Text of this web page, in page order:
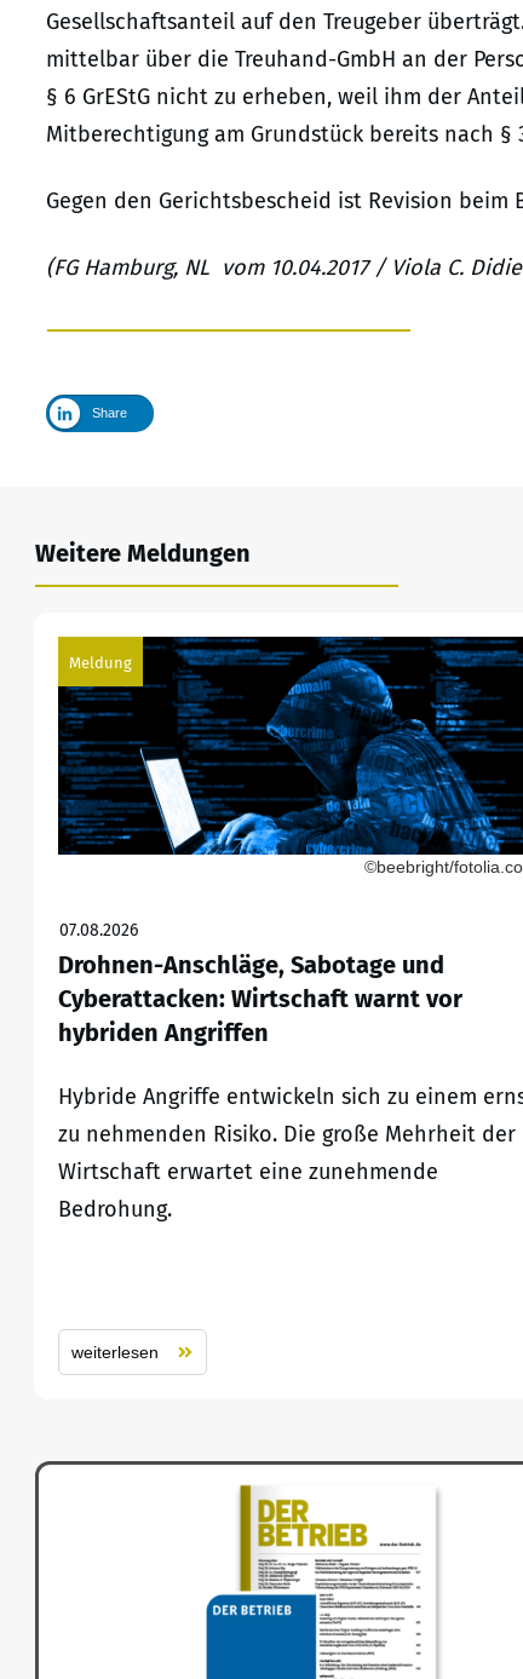
Gesellschaftsanteil auf den Treugeber
mittelbar über die Treuhand-GmbH an der
§ 6 GrEStG nicht zu erheben, weil ihm der
Mitberechtigung am Grundstück bereits nach §
Gegen den Gerichtsbescheid ist Revision beim
(FG Hamburg, NL vom 10.04.2017 / Viola C.
Share
Weitere Meldungen
Meldung
©beebright/
07.08.2026
Drohnen-Anschläge, Sabotage und
Cyberattacken: Wirtschaft warnt vor
hybriden Angriffen
Hybride Angriffe entwickeln sich zu einem
zu nehmenden Risiko. Die große Mehrheit der
Wirtschaft erwartet eine zunehmende
Bedrohung.
weiterlesen